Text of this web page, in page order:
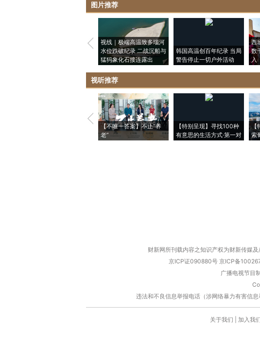
图片推荐
视线｜极端高温致多瑙河
水位跌破纪录 二战沉船与
猛犸象化石接连露出
韩国高温创百年纪录 当局
警告停止一切户外活动
西
数
入
视听推荐
【不唯一答案】不止“养
老”
【特别呈现】寻找100种
有意思的生活方式·第一对
【
索
财新网所刊载内容之知识产权为财新传媒
京ICP证090880号 京ICP备
广播电视节目
违法和不良信息举报电话（涉网络暴力有害
关于我们 加入我